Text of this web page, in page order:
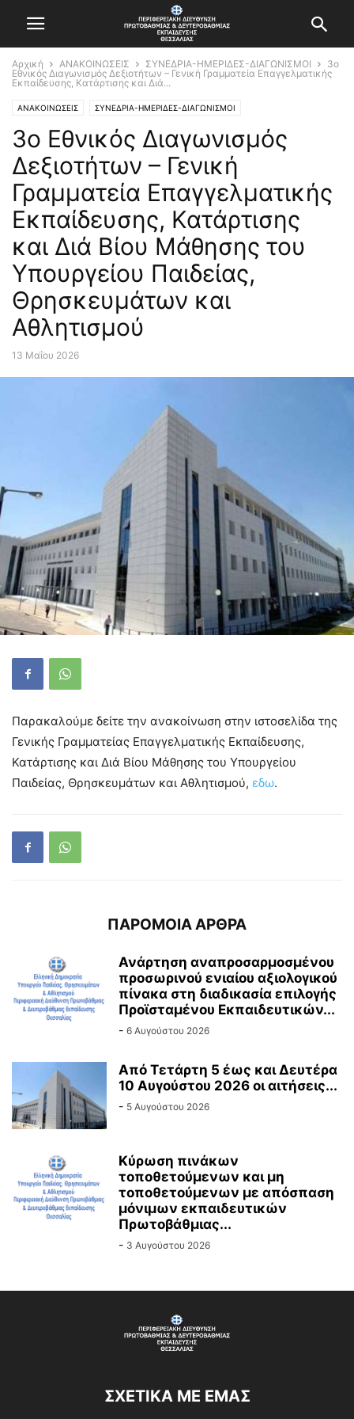
Αρχική ΑΝΑΚΟΙΝΩΣΕΙΣ ΣΥΝΕΔΡΙΑ-ΗΜΕΡΙΔΕΣ-ΔΙΑΓΩΝΙΣΜΟΙ
3ο
Εθνικός Διαγωνισμός Δεξιοτήτων – Γενική Γραμματεία Επαγγελματικής
Εκπαίδευσης, Κατάρτισης και Διά...
ΑΝΑΚΟΙΝΩΣΕΙΣ ΣΥΝΕΔΡΙΑ-ΗΜΕΡΙΔΕΣ-ΔΙΑΓΩΝΙΣΜΟΙ
3ο Εθνικός Διαγωνισμός
Δεξιοτήτων – Γενική
Γραμματεία Επαγγελματικής
Εκπαίδευσης, Κατάρτισης
και Διά Βίου Μάθησης του
Υπουργείου Παιδείας,
Θρησκευμάτων και
Αθλητισμού
13 Μαΐου 2026
Παρακαλούμε δείτε την ανακοίνωση στην ιστοσελίδα της
Γενικής Γραμματείας Επαγγελματικής Εκπαίδευσης,
Κατάρτισης και Διά Βίου Μάθησης του Υπουργείου
Παιδείας, Θρησκευμάτων και Αθλητισμού, εδω.
ΠΑΡΟΜΟΙΑ ΑΡΘΡΑ
Ανάρτηση αναπροσαρμοσμένου
προσωρινού ενιαίου αξιολογικού
πίνακα στη διαδικασία επιλογής
Προϊσταμένου Εκπαιδευτικών...
- 6 Αυγούστου 2026
Από Τετάρτη 5 έως και Δευτέρα
10 Αυγούστου 2026 οι αιτήσεις...
- 5 Αυγούστου 2026
Κύρωση πινάκων
τοποθετούμενων και μη
τοποθετούμενων με απόσπαση
μόνιμων εκπαιδευτικών
Πρωτοβάθμιας...
- 3 Αυγούστου 2026
ΣΧΕΤΙΚΆ ΜΕ ΕΜΆΣ